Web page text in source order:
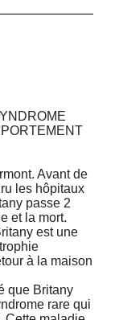
Avant de
les hôpitaux
passe 2
et la mort.
est une
à la maison
que Britany
rare qui